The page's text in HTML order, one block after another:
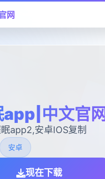
网
app|中文官网
app2,安卓IOS复制
安卓
现在下载